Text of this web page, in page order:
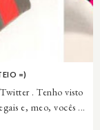
=)
. Tenho visto
e, meo, vocês ...